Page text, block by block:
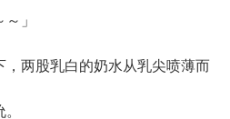
」
两股乳白的奶水从乳尖喷薄而